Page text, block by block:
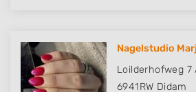
Nagelstudio
Loilderhofweg 7
6941RW Didam